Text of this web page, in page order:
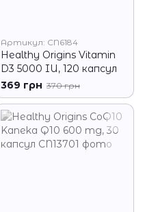
Артикул: CN6184
Healthy Origins Vitamin
D3 5000 IU, 120 капсул
369 грн 370 грн